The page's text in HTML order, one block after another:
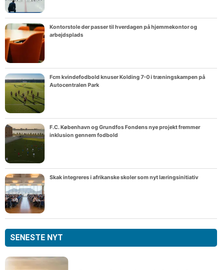
Kontorstole der passer til hverdagen på hjemmekontor og
arbejdsplads
Fcm kvindefodbold knuser Kolding 7-0 i træningskampen på
Autocentralen Park
F.C. København og Grundfos Fondens nye projekt fremmer
inklusion gennem fodbold
Skak integreres i afrikanske skoler som nyt læringsinitiativ
SENESTE NYT